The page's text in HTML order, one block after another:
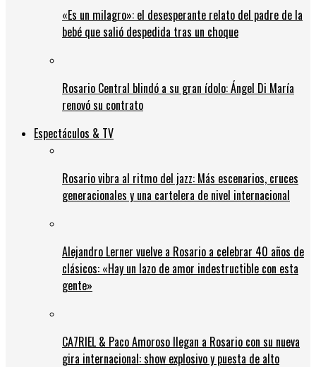
«Es un milagro»: el desesperante relato del padre de la
bebé que salió despedida tras un choque
Rosario Central blindó a su gran ídolo: Ángel Di María
renovó su contrato
Espectáculos & TV
Rosario vibra al ritmo del jazz: Más escenarios, cruces
generacionales y una cartelera de nivel internacional
Alejandro Lerner vuelve a Rosario a celebrar 40 años de
clásicos: «Hay un lazo de amor indestructible con esta
gente»
CA7RIEL & Paco Amoroso llegan a Rosario con su nueva
gira internacional: show explosivo y puesta de alto